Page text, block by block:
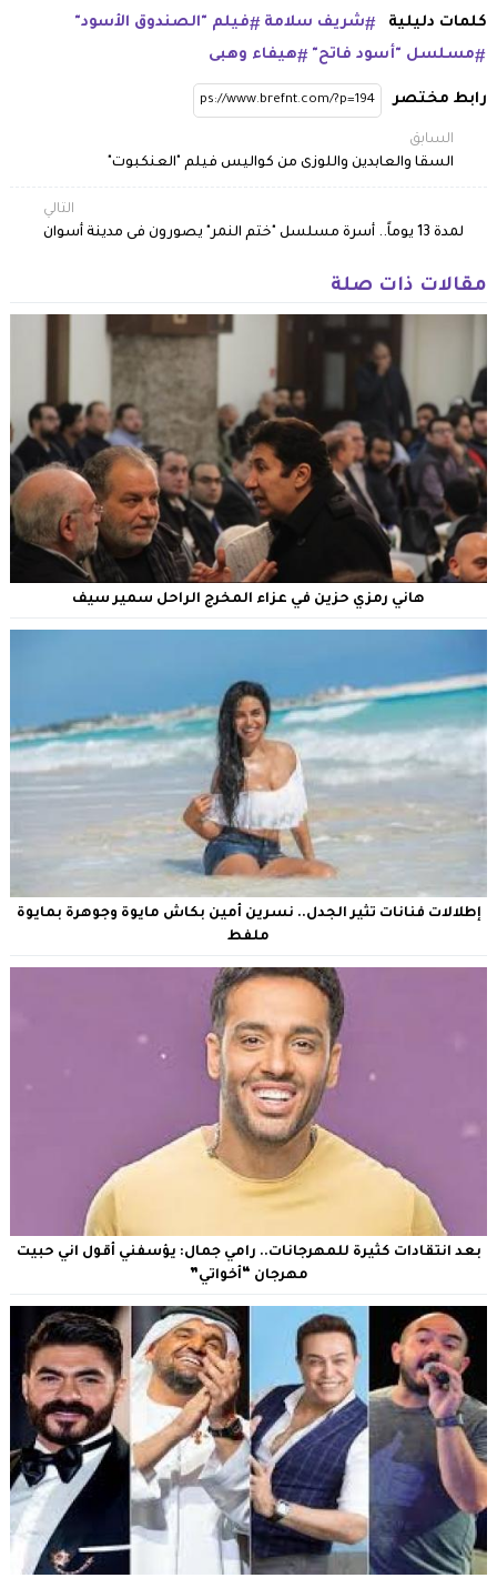
كلمات دليلية شريف سلامة
فيلم "الصندوق الأسود"
مسلسل "أسود فاتح"
هيفاء وهبى
رابط مختصر
السابق
السقا والعابدين واللوزى من كواليس فيلم "العنكبوت"
التالي
لمدة 13 يوماً.. أسرة مسلسل "ختم النمر" يصورون فى مدينة أسوان
مقالات ذات صلة
هاني رمزي حزين في عزاء المخرج الراحل سمير سيف
إطلالات فنانات تثير الجدل.. نسرين أمين بكاش مايوة وجوهرة بمايوة
ملفط
بعد انتقادات كثيرة للمهرجانات.. رامي جمال: يؤسفني أقول اني حبيت
مهرجان “أخواتي”